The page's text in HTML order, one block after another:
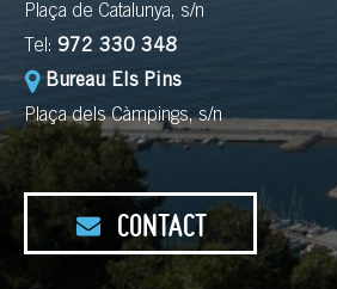
Plaça de Catalunya, s/n
Tel: 972 330 348
Bureau Els Pins
Plaça dels Càmpings, s/n
CONTACT